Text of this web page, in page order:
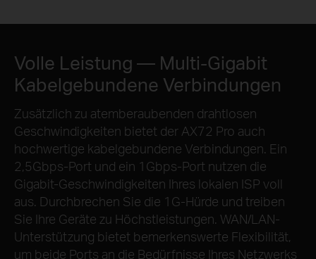
Volle Leistung — Multi-Gigabit
Kabelgebundene Verbindungen
Zusätzlich zu atemberaubenden drahtlosen
Geschwindigkeiten bietet der AX72 Pro auch
hochwertige kabelgebundene Verbindungen. Ein
2,5Gbps-Port und ein 1Gbps-Port nutzen die
Gigabit-Geschwindigkeiten Ihres lokalen ISP voll
aus. Durchbrechen Sie die 1G-Hürde und treiben
Sie Ihre Geräte zu Höchstleistungen. WAN/LAN-
Unterstützung bietet bemerkenswerte Flexibilität,
um beide Ports an die Bedürfnisse Ihres Netzwerks